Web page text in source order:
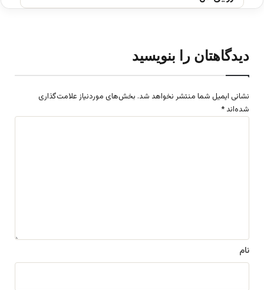
دیدگاهتان را بنویسید
نشانی ایمیل شما منتشر نخواهد شد. بخش‌های موردنیاز علامت‌گذاری
شده‌اند *
نام